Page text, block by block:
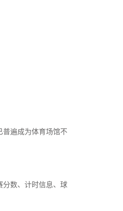
普遍成为体育场馆不
分数、计时信息、球